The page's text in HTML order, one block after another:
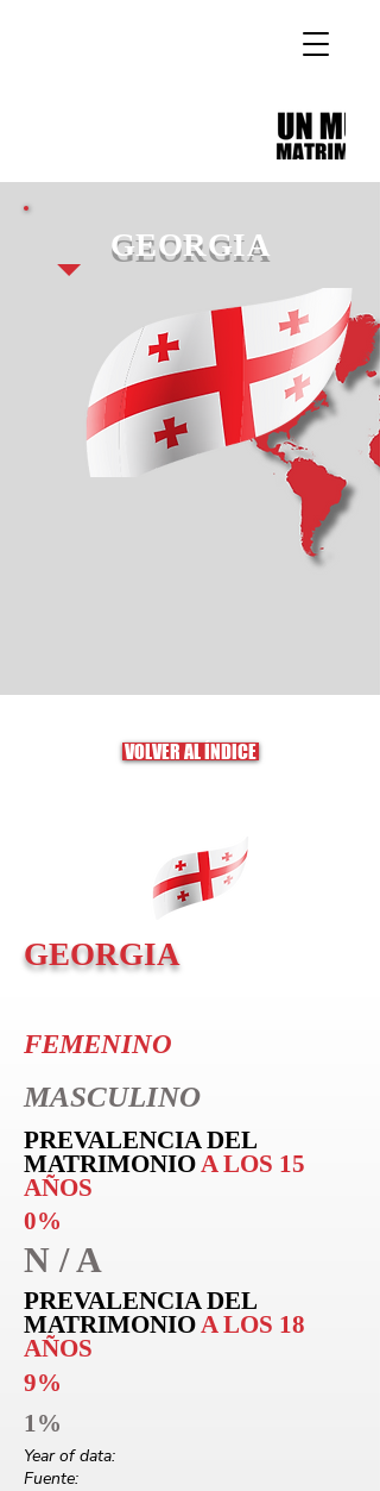
GEORGIA
VOLVER AL ÍNDICE
GEORGIA
FEMENINO
MASCULINO
PREVALENCIA DEL
MATRIMONIOA LOS 15
AÑOS
0%
N / A
PREVALENCIA DEL
MATRIMONIOA LOS 18
AÑOS
9%
1%
Year of data:
Fuente: